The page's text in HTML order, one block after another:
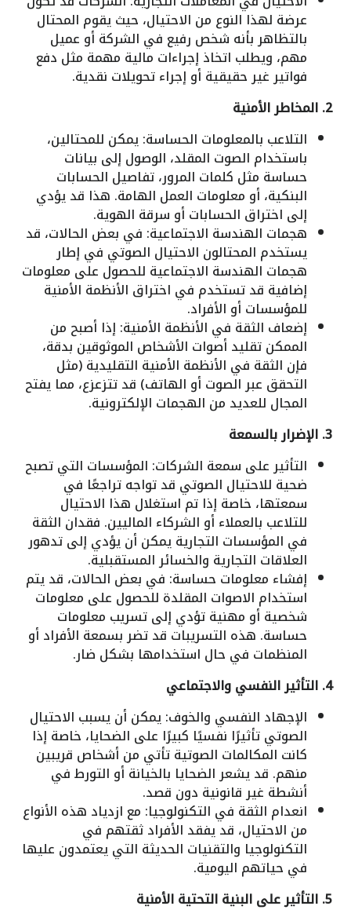
عرضة لهذا النوع من الاحتيال، حيث يقوم المحتال
بالتظاهر بأنه شخص رفيع في الشركة أو عميل
مهم، ويطلب اتخاذ إجراءات مالية مهمة مثل دفع
فواتير غير حقيقية أو إجراء تحويلات نقدية.
2. المخاطر الأمنية
التلاعب بالمعلومات الحساسة: يمكن للمحتالين،
باستخدام الصوت المقلد، الوصول إلى بيانات
حساسة مثل كلمات المرور، تفاصيل الحسابات
البنكية، أو معلومات العمل الهامة. هذا قد يؤدي
إلى اختراق الحسابات أو سرقة الهوية.
هجمات الهندسة الاجتماعية: في بعض الحالات، قد
يستخدم المحتالون الاحتيال الصوتي في إطار
هجمات الهندسة الاجتماعية للحصول على معلومات
إضافية قد تستخدم في اختراق الأنظمة الأمنية
للمؤسسات أو الأفراد.
إضعاف الثقة في الأنظمة الأمنية: إذا أصبح من
الممكن تقليد أصوات الأشخاص الموثوقين بدقة،
فإن الثقة في الأنظمة الأمنية التقليدية (مثل
التحقق عبر الصوت أو الهاتف) قد تتزعزع، مما يفتح
المجال للعديد من الهجمات الإلكترونية.
3. الإضرار بالسمعة
التأثير على سمعة الشركات: المؤسسات التي تصبح
ضحية للاحتيال الصوتي قد تواجه تراجعًا في
سمعتها، خاصة إذا تم استغلال هذا الاحتيال
للتلاعب بالعملاء أو الشركاء الماليين. فقدان الثقة
في المؤسسات التجارية يمكن أن يؤدي إلى تدهور
العلاقات التجارية والخسائر المستقبلية.
إفشاء معلومات حساسة: في بعض الحالات، قد يتم
استخدام الاصوات المقلدة للحصول على معلومات
شخصية أو مهنية تؤدي إلى تسريب معلومات
حساسة. هذه التسريبات قد تضر بسمعة الأفراد أو
المنظمات في حال استخدامها بشكل ضار.
4. التأثير النفسي والاجتماعي
الإجهاد النفسي والخوف: يمكن أن يسبب الاحتيال
الصوتي تأثيرًا نفسيًا كبيرًا على الضحايا، خاصة إذا
كانت المكالمات الصوتية تأتي من أشخاص قريبين
منهم. قد يشعر الضحايا بالخيانة أو التورط في
أنشطة غير قانونية دون قصد.
انعدام الثقة في التكنولوجيا: مع ازدياد هذه الأنواع
من الاحتيال، قد يفقد الأفراد ثقتهم في
التكنولوجيا والتقنيات الحديثة التي يعتمدون عليها
في حياتهم اليومية.
5. التأثير على البنية التحتية الأمنية